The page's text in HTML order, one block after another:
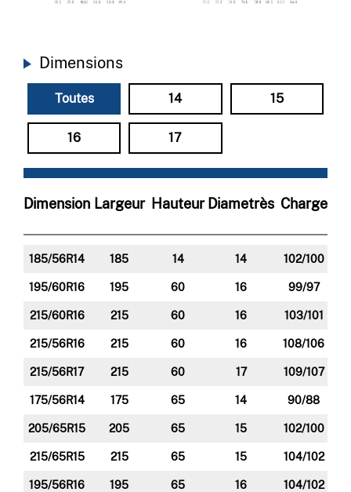
Dimensions
Toutes 14 15
16 17
Dimension Largeur Hauteur Diametrès Charge
185/56R14 185 14 14 102/100
195/60R16 195 60 16 99/97
215/60R16 215 60 16 103/101
215/56R16 215 60 16 108/106
215/56R17 215 60 17 109/107
175/56R14 175 65 14 90/88
205/65R15 205 65 15 102/100
215/65R15 215 65 15 104/102
195/56R16 195 65 16 104/102